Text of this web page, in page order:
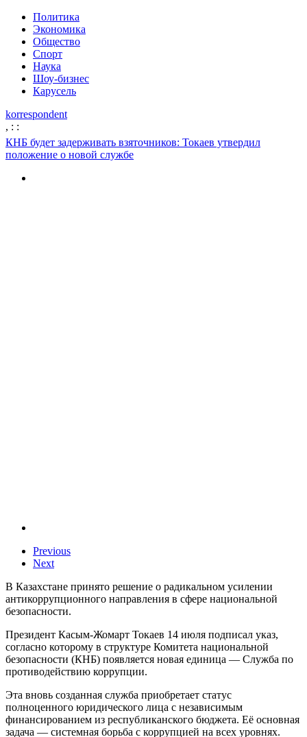
Политика
Экономика
Общество
Спорт
Наука
Шоу-бизнес
Карусель
korrespondent
, : :
КНБ будет задерживать взяточников: Токаев утвердил
положение о новой службе
Previous
Next
В Казахстане принято решение о радикальном усилении
антикоррупционного направления в сфере национальной
безопасности.
Президент Касым-Жомарт Токаев 14 июля подписал указ,
согласно которому в структуре Комитета национальной
безопасности (КНБ) появляется новая единица — Служба по
противодействию коррупции.
Эта вновь созданная служба приобретает статус
полноценного юридического лица с независимым
финансированием из республиканского бюджета. Её основная
задача — системная борьба с коррупцией на всех уровнях.